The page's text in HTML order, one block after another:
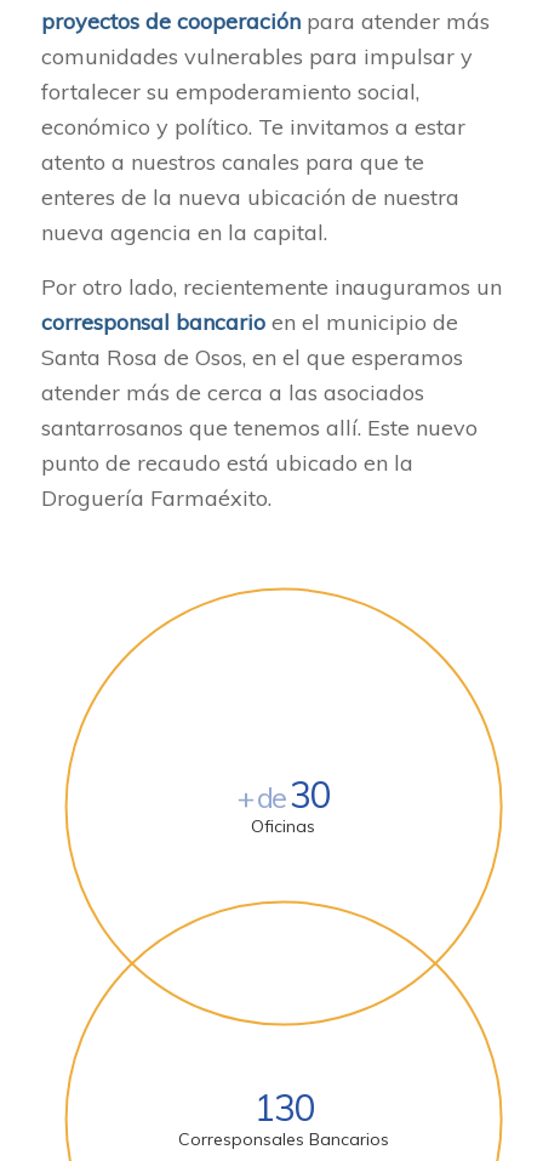
proyectos de cooperaciónpara atender más
comunidades vulnerables para impulsar y
fortalecer su empoderamiento social,
económico y político. Te invitamos a estar
atento a nuestros canales para que te
enteres de la nueva ubicación de nuestra
nueva agencia en la capital.
Por otro lado, recientemente inauguramos un
corresponsal bancario en el municipio de
Santa Rosa de Osos, en el que esperamos
atender más de cerca a las asociados
santarrosanos que tenemos allí. Este nuevo
punto de recaudo está ubicado en la
Droguería Farmaéxito.
+ de30
Oficinas
130
Corresponsales Bancarios